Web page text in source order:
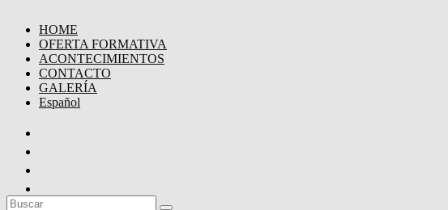
HOME
OFERTA FORMATIVA
ACONTECIMIENTOS
CONTACTO
GALERÍA
Español